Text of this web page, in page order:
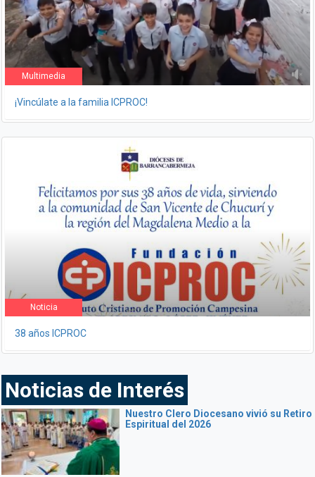
Multimedia
¡Vincúlate a la familia ICPROC!
Noticia
38 años ICPROC
Noticias de Interés
Nuestro Clero Diocesano vivió su Retiro
Espiritual del 2026